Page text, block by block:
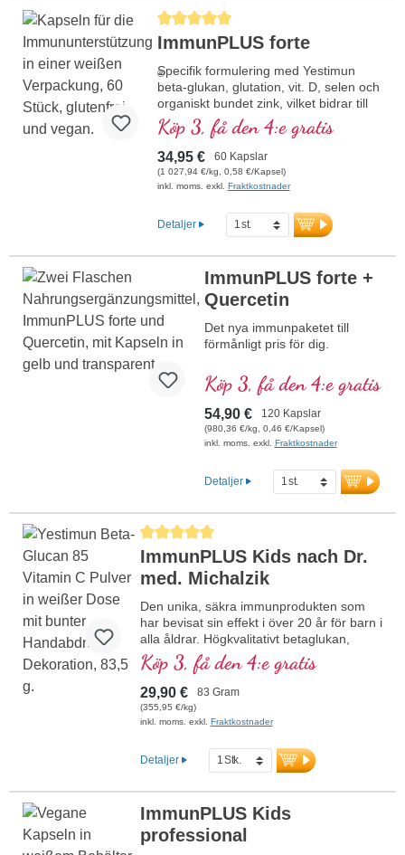
egen produktion i Tyskland, vegansk,
GMO-fri och utan artificiella tillsatser.
Aluminiumfri försegling, ISO- och HACCP-
garanterar högsta kvalitet.
mer information om ImmunPLUS
Beta-Glukan 85
Genomsnittligt betyg på 5 av 5 stjärnor
ImmunPLUS forte
Specifik formulering med Yestimun
®
beta-glukan, glutation, vit. D, selen och
organiskt bundet zink, vilket bidrar till
immunsystemets normala funktion.
Köp 3, få den 4:e gratis
34,95 € 60 Kapslar
(1 027,94 €/kg, 0,58 €/Kapsel)
inkl. moms. exkl. Fraktkostnader
Detaljer
ImmunPLUS forte +
Quercetin
Det nya immunpaketet till
förmånligt pris för dig.
Köp 3, få den 4:e gratis
54,90 € 120 Kapslar
(980,36 €/kg, 0,46 €/Kapsel)
inkl. moms. exkl. Fraktkostnader
Detaljer
Genomsnittligt betyg på 5 av 5 stjärnor
ImmunPLUS Kids nach Dr.
med. Michalzik
Den unika, säkra immunprodukten som
har bevisat sin effekt i över 20 år för barn i
alla åldrar. Högkvalitativt betaglukan,
tillverkat i Tyskland med högsta
renhetsgrad. Ekologiskt
acerolakörsbärspulver som optimal
naturlig källa till vitamin C samt ekologiskt
inulin. God smak utan några som helst
Även vuxna kan ta denna produkt med
stor framgång.
Köp 3, få den 4:e gratis
29,90 € 83 Gram
(355,95 €/kg)
inkl. moms. exkl. Fraktkostnader
Detaljer
ImmunPLUS Kids
professional